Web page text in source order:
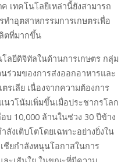
เทคโนโลยีเหล่านี้ยังสามารถ
ำอุตสาหกรรมการเกษตรเพื่อ
ตที่มากขึ้น
ลยีดิจิทัลในด้านการเกษตร กลุ่ม
ร่วมของการส่งออกอาหารและ
รเลีย เนื่องจากความต้องการ
นวโน้มเพิ่มขึ้นเมื่อประชากรโลก
บ 10,000 ล้านในช่วง 30 ปีข้าง
งเติบโตโดยเฉพาะอย่างยิ่งใน
ชียกำลังหนุนโอกาสในการ